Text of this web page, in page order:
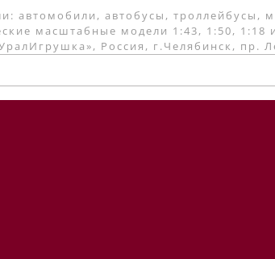
автомобили, автобусы, троллейбусы,
масштабные модели 1:43, 1:50, 1:18
Россия, г.Челябинск, пр.